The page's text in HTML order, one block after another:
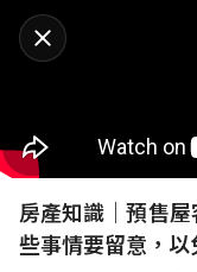
房產知識｜預售
些事情要留意，以